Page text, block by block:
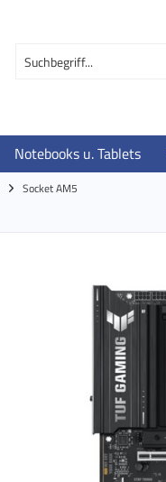
Notebooks u. Tablets
Socket AM5